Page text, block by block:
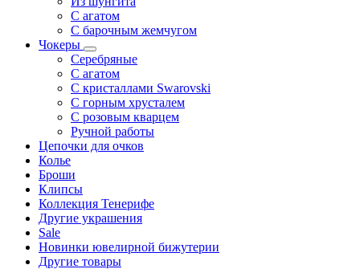
С агатом
С барочным жемчугом
Чокеры
Серебряные
С агатом
С кристаллами Swarovski
С горным хрусталем
С розовым кварцем
Ручной работы
Цепочки для очков
Колье
Броши
Клипсы
Коллекция Тенерифе
Другие украшения
Sale
Новинки ювелирной бижутерии
Другие товары